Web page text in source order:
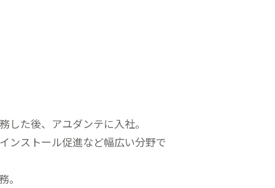
た後、アユダンテに入社。
ンストール促進など幅広い分野で
。